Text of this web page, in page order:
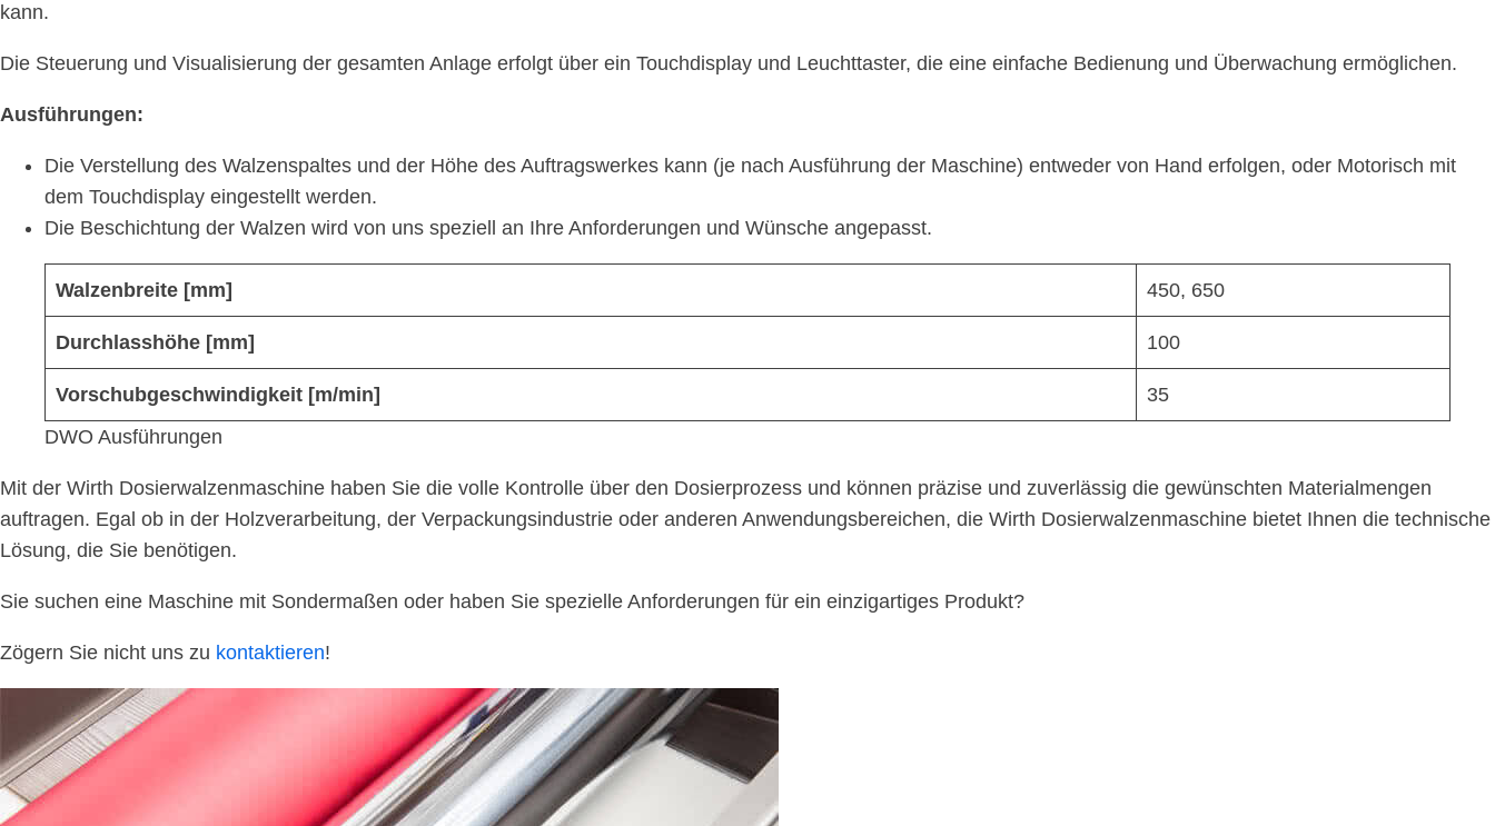
kann.
Die Steuerung und Visualisierung der gesamten Anlage erfolgt über ein Touchdisplay und Leuchttaster, die eine einfache Bedienung und Überwachung ermöglichen.
Ausführungen:
Die Verstellung des Walzenspaltes und der Höhe des Auftragswerkes kann (je nach Ausführung der Maschine) entweder von Hand erfolgen, oder Motorisch mit
dem Touchdisplay eingestellt werden.
Die Beschichtung der Walzen wird von uns speziell an Ihre Anforderungen und Wünsche angepasst.
Walzenbreite [mm] 450, 650
Durchlasshöhe [mm] 100
Vorschubgeschwindigkeit [m/min]
35
DWO Ausführungen
Mit der Wirth Dosierwalzenmaschine haben Sie die volle Kontrolle über den Dosierprozess und können präzise und zuverlässig die gewünschten Materialmengen
auftragen. Egal ob in der Holzverarbeitung, der Verpackungsindustrie oder anderen Anwendungsbereichen, die Wirth Dosierwalzenmaschine bietet Ihnen die technische
Lösung, die Sie benötigen.
Sie suchen eine Maschine mit Sondermaßen oder haben Sie spezielle Anforderungen für ein einzigartiges Produkt?
Zögern Sie nicht uns zu kontaktieren!